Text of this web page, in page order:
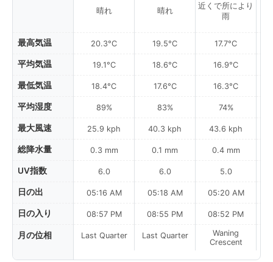
最高気温
平均気温
最低気温
平均湿度
最大風速
総降水量
UV指数
日の出
日の入り
月の位相
晴れ
20.3°C
19.1°C
18.4°C
89%
25.9 kph
0.3 mm
6.0
05:16 AM
08:57 PM
Last Quarter
晴れ
19.5°C
18.6°C
17.6°C
83%
40.3 kph
0.1 mm
6.0
05:18 AM
08:55 PM
Last Quarter
近くで所により
雨
17.7°C
16.9°C
16.3°C
74%
43.6 kph
0.4 mm
5.0
05:20 AM
08:52 PM
Waning
Crescent